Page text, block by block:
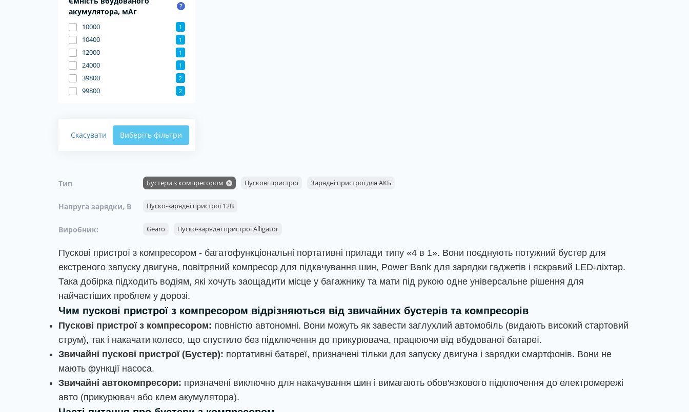
акумулятора, мАг
10000 1
10400 1
12000 1
24000 1
39800 2
99800 2
Скасувати Виберіть фільтри
Тип Бустери з компресором Пускові пристрої Зарядні пристрої для АКБ
Напруга зарядки, В Пуско-зарядні пристрої 12В
Виробник: Gearo Пуско-зарядні пристрої Alligator
Пускові пристрої з компресором - багатофункціональні портативні прилади типу «4 в 1». Вони поєднують потужний бустер для
екстреного запуску двигуна, повітряний компресор для підкачування шин, Power Bank для зарядки гаджетів і яскравий LED-ліхтар.
Така добірка підходить водіям, які хочуть заощадити місце у багажнику та мати під рукою одне універсальне рішення для
найчастіших проблем у дорозі.
Чим пускові пристрої з компресором відрізняються від звичайних бустерів та компресорів
Пускові пристрої з компресором: повністю автономні. Вони можуть як завести заглухлий автомобіль (видають високий стартовий
струм), так і накачати колесо, що спустило без підключення до прикурювача, працюючи від вбудованої батареї.
Звичайні пускові пристрої (Бустер): портативні батареї, призначені тільки для запуску двигуна і зарядки смартфонів. Вони не
мають функції насоса.
Звичайні автокомпресори: призначені виключно для накачування шин і вимагають обов'язкового підключення до електромережі
авто (прикурювач або клем акумулятора).